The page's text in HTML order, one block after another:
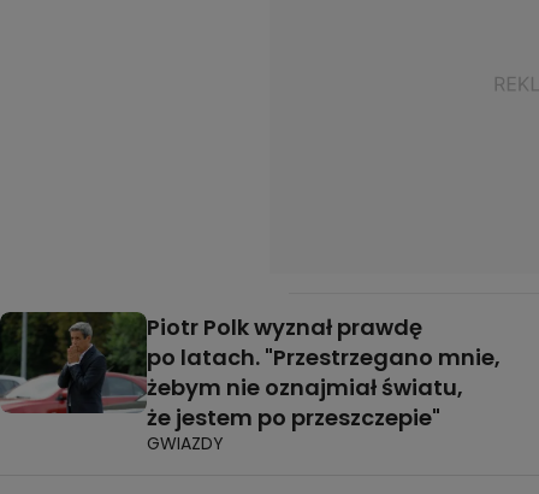
Piotr Polk wyznał prawdę
po latach. "Przestrzegano mnie,
żebym nie oznajmiał światu,
że jestem po przeszczepie"
GWIAZDY